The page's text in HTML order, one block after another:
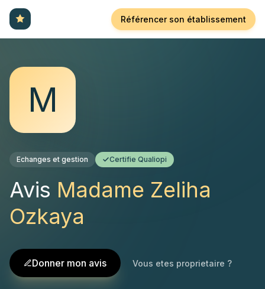
Référencer son établissement
M
Echanges et gestion Certifie Qualiopi
Avis Madame Zeliha
Ozkaya
Donner mon avis Vous etes proprietaire ?